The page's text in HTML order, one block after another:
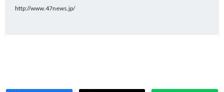
http://www.47news.jp/